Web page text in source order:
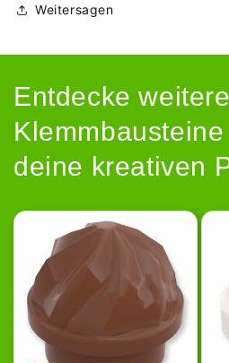
Weitersagen
Entdecke
deine kreativen